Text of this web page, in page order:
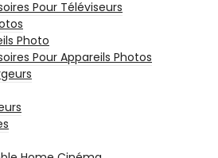
Pour Téléviseurs
Photo
Pour Appareils Photos